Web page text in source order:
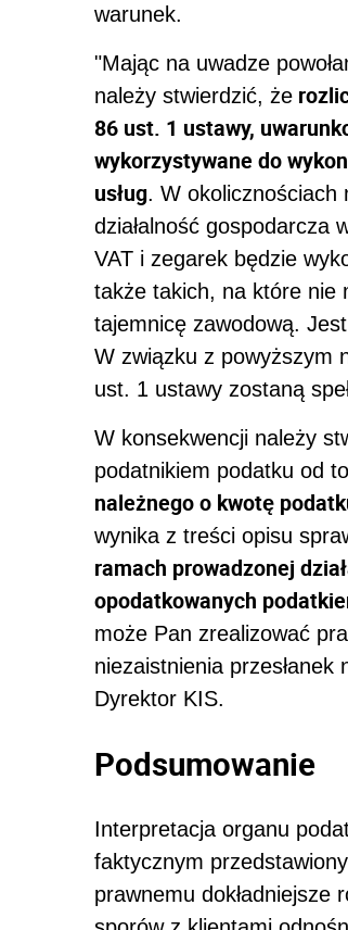
warunek.
"Mając na uwadze
należy stwierdzić, że
86 ust. 1 ustawy,
wykorzystywane do
usług. W okolicznościach
działalność gospodarcza
VAT i zegarek będzie
także takich, na które nie
tajemnicę zawodową.
W związku z powyższym
ust. 1 ustawy zostaną
W konsekwencji należy
podatnikiem podatku od
należnego o kwotę
wynika z treści opisu
ramach prowadzonej
opodatkowanych
może Pan zrealizować
niezaistnienia
Dyrektor KIS.
Podsumowanie
Interpretacja organu
faktycznym
prawnemu dokładniejsze